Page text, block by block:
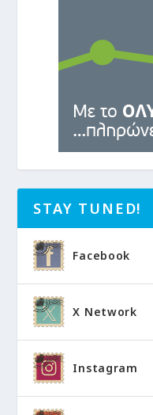
STAY TUNED!
Facebook
X Network
Instagram